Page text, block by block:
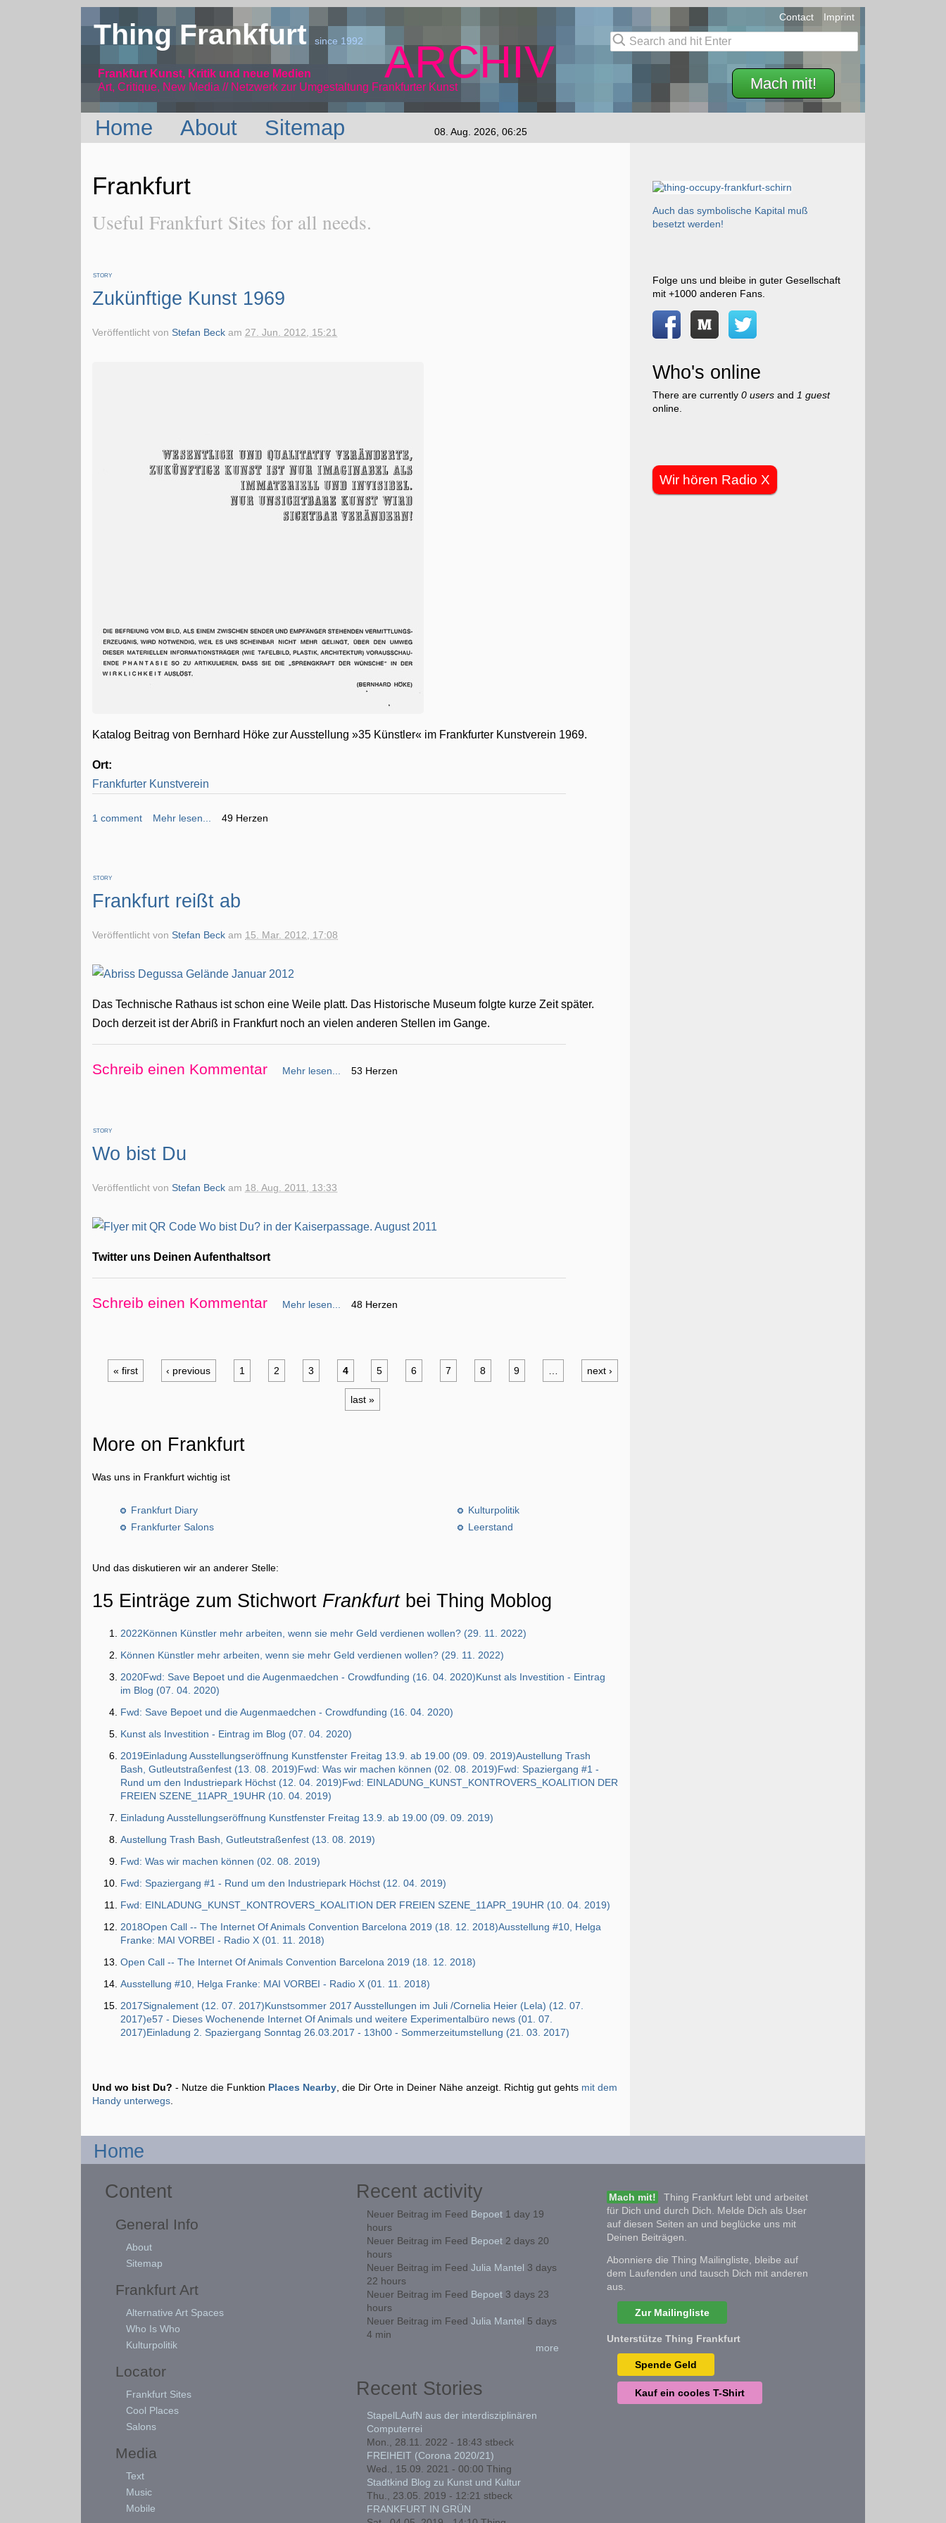
Thing Frankfurtsince 1992
Frankfurt Kunst, Kritik und neue Medien
Art, Critique, New Media // Netzwerk
ARCHIV
zur Umgestaltung Frankfurter Kunst Mach mit!
Contact Imprint
Home About Sitemap 08. Aug. 2026, 06:25
Frankfurt
Useful Frankfurt Sites for all needs.
STORY
Zukünftige Kunst 1969
Veröffentlicht vonStefan Beck am27. Jun. 2012, 15:21
Katalog Beitrag von Bernhard Höke zur Ausstellung »35 Künstler« im Frankfurter Kunstverein 1969.
Ort:
Frankfurter Kunstverein
1 comment Mehr lesen... 49 Herzen
STORY
Frankfurt reißt ab
Veröffentlicht vonStefan Beck am 15. Mar. 2012, 17:08
Das Technische Rathaus ist schon eine Weile platt. Das Historische Museum folgte kurze Zeit später.
Doch derzeit ist der Abriß in Frankfurt noch an vielen anderen Stellen im Gange.
Schreib einen Kommentar Mehr lesen... 53 Herzen
STORY
Wo bist Du
Veröffentlicht vonStefan Beck am 18. Aug. 2011, 13:33
Twitter uns Deinen Aufenthaltsort
Schreib einen Kommentar Mehr lesen... 48 Herzen
« first ‹ previous 1 2 3 4 5 6 7 8 9 next ›
last »
More on Frankfurt
Was uns in Frankfurt wichtig ist
Frankfurt Diary
Frankfurter Salons
Kulturpolitik
Leerstand
Und das diskutieren wir an anderer Stelle:
15 Einträge zum Stichwort Frankfurtbei Thing Moblog
2022Können Künstler mehr arbeiten, wenn sie mehr Geld verdienen wollen? (29. 11. 2022)
Können Künstler mehr arbeiten, wenn sie mehr Geld verdienen wollen? (29. 11. 2022)
2020Fwd: Save Bepoet und die Augenmaedchen - Crowdfunding (16. 04. 2020)Kunst als Investition - Eintrag
im Blog (07. 04. 2020)
Fwd: Save Bepoet und die Augenmaedchen - Crowdfunding (16. 04. 2020)
Kunst als Investition - Eintrag im Blog (07. 04. 2020)
2019Einladung Ausstellungseröffnung Kunstfenster Freitag 13.9. ab 19.00 (09. 09. 2019)Austellung Trash
Bash, Gutleutstraßenfest (13. 08. 2019)Fwd: Was wir machen können (02. 08. 2019)Fwd: Spaziergang #1 -
Rund um den Industriepark Höchst (12. 04. 2019)Fwd: EINLADUNG_KUNST_KONTROVERS_KOALITION DER
FREIEN SZENE_11APR_19UHR (10. 04. 2019)
Einladung Ausstellungseröffnung Kunstfenster Freitag 13.9. ab 19.00 (09. 09. 2019)
Austellung Trash Bash, Gutleutstraßenfest (13. 08. 2019)
Fwd: Was wir machen können (02. 08. 2019)
Fwd: Spaziergang #1 - Rund um den Industriepark Höchst (12. 04. 2019)
Fwd: EINLADUNG_KUNST_KONTROVERS_KOALITION DER FREIEN SZENE_11APR_19UHR (10. 04. 2019)
2018Open Call -- The Internet Of Animals Convention Barcelona 2019 (18. 12. 2018)Ausstellung #10, Helga
Franke: MAI VORBEI - Radio X (01. 11. 2018)
Open Call -- The Internet Of Animals Convention Barcelona 2019 (18. 12. 2018)
Ausstellung #10, Helga Franke: MAI VORBEI - Radio X (01. 11. 2018)
2017Signalement (12. 07. 2017)Kunstsommer 2017 Ausstellungen im Juli /Cornelia Heier (Lela) (12. 07.
2017)e57 - Dieses Wochenende Internet Of Animals und weitere Experimentalbüro news (01. 07.
2017)Einladung 2. Spaziergang Sonntag 26.03.2017 - 13h00 - Sommerzeitumstellung (21. 03. 2017)
Und wo bist Du? - Nutze die Funktion Places Nearby , die Dir Orte in Deiner Nähe anzeigt. Richtig gut gehts mit dem
Handy unterwegs
Auch das symbolische Kapital muß
besetzt werden!
Folge uns und bleibe in guter Gesellschaft
mit +1000 anderen Fans.
Who's online
There are currently 0 usersand 1 guest
online.
Wir hören Radio X
Home
Content
General Info
About
Sitemap
Frankfurt Art
Alternative Art Spaces
Who Is Who
Kulturpolitik
Locator
Frankfurt Sites
Cool Places
Salons
Media
Text
Music
Mobile
Recent activity
Neuer Beitrag im Feed Bepoet1 day 19
hours
Neuer Beitrag im Feed Bepoet2 days 20
hours
Neuer Beitrag im Feed Julia Mantel 3 days
22 hours
Neuer Beitrag im Feed Bepoet3 days 23
hours
Neuer Beitrag im Feed Julia Mantel 5 days
4 min
more
Recent Stories
StapelLAufN aus der interdisziplinären
Computerrei
Mon., 28.11. 2022 - 18:43 stbeck
FREIHEIT (Corona 2020/21)
Wed., 15.09. 2021 - 00:00 Thing
Stadtkind Blog zu Kunst und Kultur
Thu., 23.05. 2019 - 12:21 stbeck
FRANKFURT IN GRÜN
Mach mit!
Thing Frankfurt lebt und arbeitet
für Dich und durch Dich. Melde Dich als User
auf diesen Seiten an und beglücke uns mit
Deinen Beiträgen.
Abonniere die Thing Mailingliste, bleibe auf
dem Laufenden und tausch Dich mit anderen
aus.
Zur Mailingliste
Unterstütze Thing Frankfurt
Spende Geld
Kauf ein cooles T-Shirt